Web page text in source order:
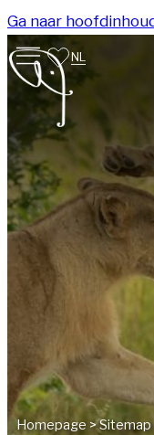
Ga naar
NL
Homepage >Sitemap